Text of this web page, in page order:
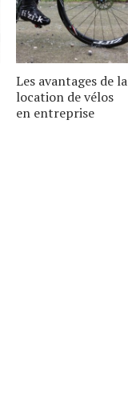
Les avantages de la
location de vélos
en entreprise